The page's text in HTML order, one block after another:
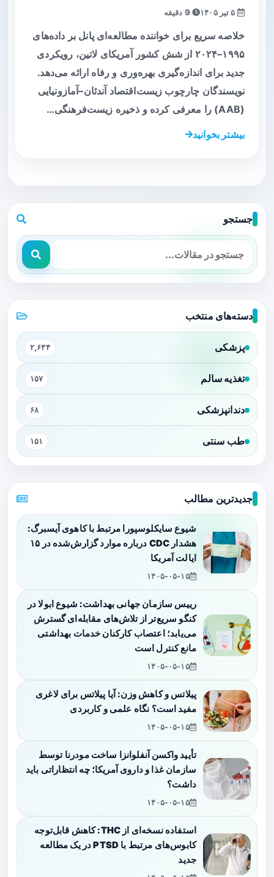
9 دقیقه
خلاصه سریع برای خواننده مطالعه‌ای پانل بر داده‌های
۱۹۹۵–۲۰۲۴ از شش کشور آمریکای لاتین، رویکردی
جدید برای اندازه‌گیری بهره‌وری و رفاه ارائه می‌دهد.
نویسندگان چارچوب زیست‌اقتصاد آندئان–آمازونیایی
(AAB) را معرفی کرده و ذخیره زیست‌فرهنگی…
بیشتر بخوانید
جستجو
دسته‌های منتخب
پزشکی ۲,۶۳۴
تغذیه سالم ۱۵۷
دندانپزشکی ۶۸
طب سنتی ۱۵۱
جدیدترین مطالب
شیوع سایکلوسپورا مرتبط با کاهوی آیسبرگ:
هشدار CDC درباره موارد گزارش‌شده در ۱۵
ایالت آمریکا
۱۴۰۵-۰۵-۱۵
رییس سازمان جهانی بهداشت: شیوع ابولا در
کنگو سریع‌تر از تلاش‌های مقابله‌ای گسترش
می‌یابد؛ اعتصاب کارکنان خدمات بهداشتی
مانع کنترل است
۱۴۰۵-۰۵-۱۵
پیلاتس و کاهش وزن: آیا پیلاتس برای لاغری
مفید است؟ نگاه علمی و کاربردی
۱۴۰۵-۰۵-۱۵
تأیید واکسن آنفلوانزا ساخت مودرنا توسط
سازمان غذا و داروی آمریکا؛ چه انتظاراتی باید
داشت؟
۱۴۰۵-۰۵-۱۵
استفاده نسخه‌ای از THC: کاهش قابل‌توجه
کابوس‌های مرتبط با PTSD در یک مطالعه
جدید